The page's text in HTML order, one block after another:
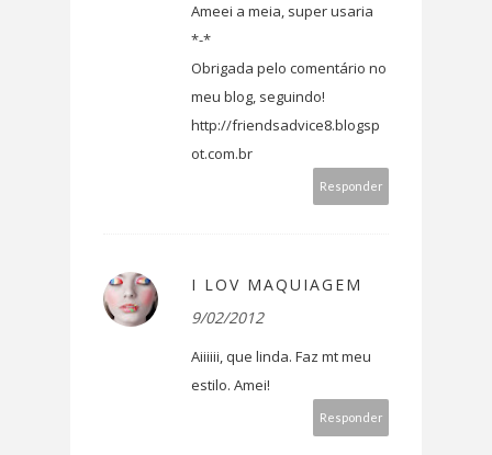
Ameei a meia, super usaria
*-*
Obrigada pelo comentário no
meu blog, seguindo!
http://friendsadvice8.blogsp
ot.com.br
Responder
I LOV MAQUIAGEM
9/02/2012
Aiiiiii, que linda. Faz mt meu
estilo. Amei!
Responder